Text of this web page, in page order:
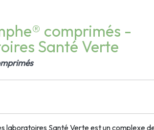
comprimés -
Santé Verte
laboratoires Santé Verte est un complexe